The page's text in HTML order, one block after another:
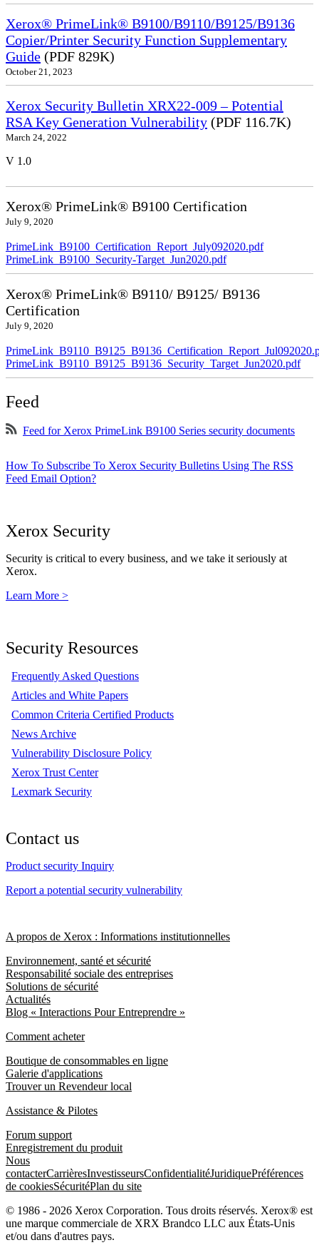
Xerox® PrimeLink® B9100/B9110/B9125/B9136
Copier/Printer Security Function Supplementary
Guide (PDF 829K)
October 21, 2023
Xerox Security Bulletin XRX22-009 – Potential
RSA Key Generation Vulnerability (PDF 116.7K)
March 24, 2022
V 1.0
Xerox® PrimeLink® B9100 Certification
July 9, 2020
PrimeLink_B9100_Certification_Report_July092020.pdf
PrimeLink_B9100_Security-Target_Jun2020.pdf
Xerox® PrimeLink® B9110/ B9125/ B9136
Certification
July 9, 2020
PrimeLink_B9110_B9125_B9136_Security_Target_Jun2020.pdf
Feed
Feed for Xerox PrimeLink B9100 Series security documents
How To Subscribe To Xerox Security Bulletins Using The RSS
Feed Email Option?
Xerox Security
Security is critical to every business, and we take it seriously at
Xerox.
Learn More >
Security Resources
Frequently Asked Questions
Articles and White Papers
Common Criteria Certified Products
News Archive
Vulnerability Disclosure Policy
Xerox Trust Center
Lexmark Security
Contact us
Product security Inquiry
Report a potential security vulnerability
A propos de Xerox : Informations institutionnelles
Environnement, santé et sécurité
Responsabilité sociale des entreprises
Solutions de sécurité
Actualités
Blog « Interactions Pour Entreprendre »
Comment acheter
Boutique de consommables en ligne
Galerie d'applications
Trouver un Revendeur local
Assistance & Pilotes
Forum support
Enregistrement du produit
Nous
contacterCarrièresInvestisseursConfidentialitéJuridiquePréférences
de cookiesSécuritéPlan du site
© 1986 - 2026 Xerox Corporation. Tous droits réservés. Xerox® est
une marque commerciale de XRX Brandco LLC aux États-Unis
et/ou dans d'autres pays.